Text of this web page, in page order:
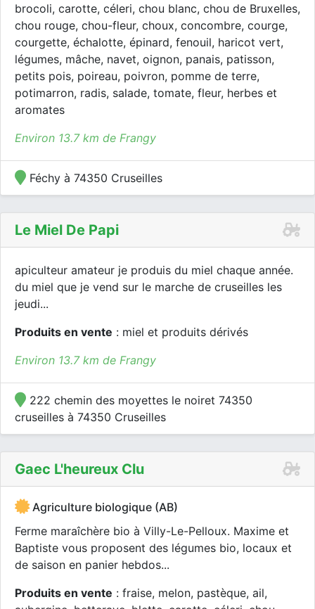
brocoli, carotte, céleri, chou blanc, chou de Bruxelles,
chou rouge, chou-fleur, choux, concombre, courge,
courgette, échalotte, épinard, fenouil, haricot vert,
légumes, mâche, navet, oignon, panais, patisson,
petits pois, poireau, poivron, pomme de terre,
potimarron, radis, salade, tomate, fleur, herbes et
aromates
Environ 13.7 km de Frangy
Féchy à 74350 Cruseilles
Le Miel De Papi
apiculteur amateur je produis du miel chaque année.
du miel que je vend sur le marche de cruseilles les
jeudi...
Produits en vente : miel et produits dérivés
Environ 13.7 km de Frangy
222 chemin des moyettes le noiret 74350
cruseilles à 74350 Cruseilles
Gaec L'heureux Clu
Agriculture biologique (AB)
Ferme maraîchère bio à Villy-Le-Pelloux. Maxime et
Baptiste vous proposent des légumes bio, locaux et
de saison en panier hebdos...
Produits en vente : fraise, melon, pastèque, ail,